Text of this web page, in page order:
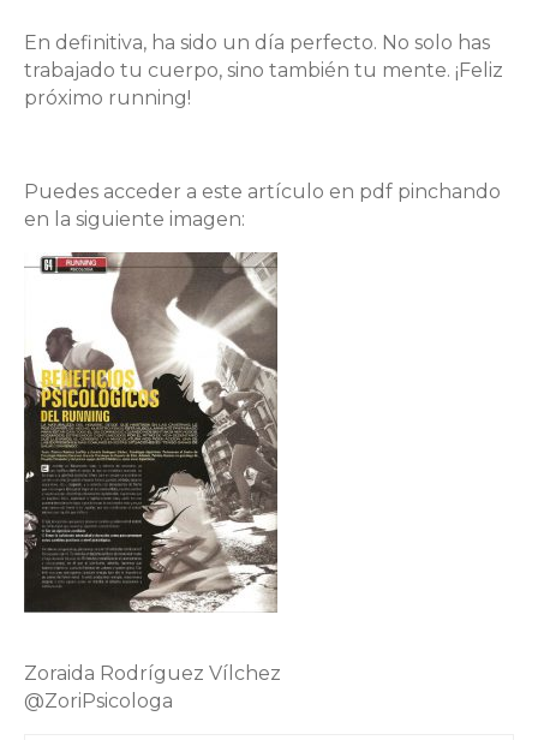
En definitiva, ha sido un día perfecto. No solo has
trabajado tu cuerpo, sino también tu mente. ¡Feliz
próximo running!
Puedes acceder a este artículo en pdf pinchando
en la siguiente imagen:
Zoraida Rodríguez Vílchez
@ZoriPsicologa